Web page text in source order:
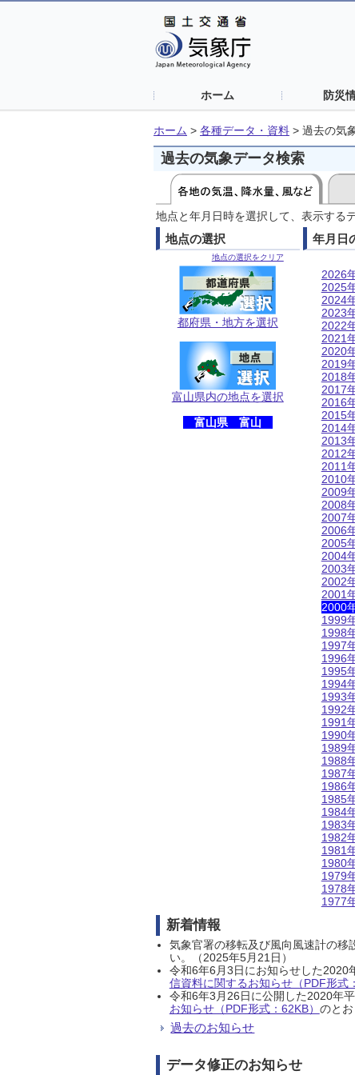
ホーム 防災
ホーム > 各種データ・資料 > 過去の気
過去の気象データ検索
地点と年月日時を選択して、表示する
地点の選択
地点の選択をクリア
都府県・地方を選択
富山県内の地点を選択
富山県 富山
年月日
2026
2025
2024
2023
2022
2021
2020
2019
2018
2017
2016
2015
2014
2013
2012
2011
2010
2009
2008
2007
2006
2005
2004
2003
2002
2001
2000
1999
1998
1997
1996
1995
1994
1993
1992
1991
1990
1989
1988
1987
1986
1985
1984
1983
1982
1981
1980
1979
1978
1977
新着情報
気象官署の移転及び風向風速計の移
い。（2025年5月21日）
令和6年6月3日にお知らせした2020
信資料に関するお知らせ（PDF形式
令和6年3月26日に公開した2020年
お知らせ（PDF形式：62KB） のとお
過去のお知らせ
データ修正のお知らせ